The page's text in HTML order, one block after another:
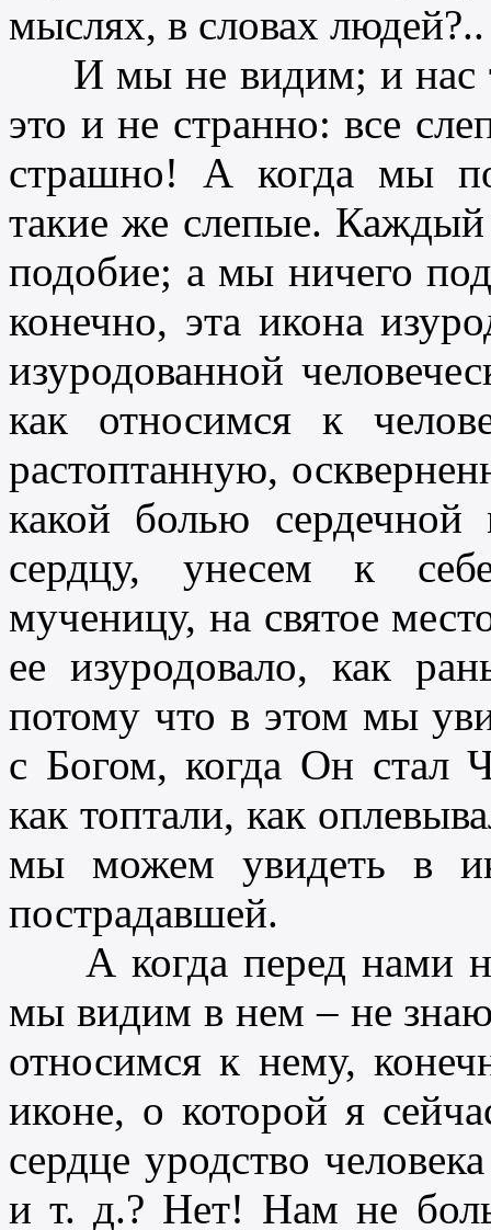
мыслях, в словах людей?..
И мы не видим; и нас
это и не странно: все
страшно! А когда мы
такие же слепые.
подобие; а мы ничего
конечно, эта икона
изуродованной
как относимся к
растоптанную,
какой болью
сердцу, унесем к
мученицу, на святое
ее изуродовало, как
потому что в этом мы
с Богом, когда Он стал
как топтали, как
мы можем увидеть в
пострадавшей.
А когда перед нами
мы видим в нем – не
относимся к нему,
иконе, о которой я
сердце уродство
и т. д.? Нет! Нам не